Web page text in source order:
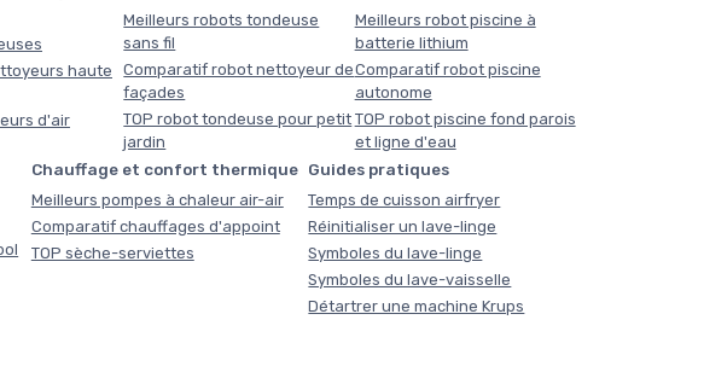
haute
d'air
Meilleurs robots tondeuse
sans fil
Comparatif robot nettoyeur de
façades
TOP robot tondeuse pour petit
jardin
Meilleurs robot piscine à
batterie lithium
Comparatif robot piscine
autonome
TOP robot piscine fond parois
et ligne d'eau
Chauffage et confort thermique
Meilleurs pompes à chaleur air-air
Comparatif chauffages d'appoint
TOP sèche-serviettes
Guides pratiques
Temps de cuisson airfryer
Réinitialiser un lave-linge
Symboles du lave-linge
Symboles du lave-vaisselle
Détartrer une machine Krups